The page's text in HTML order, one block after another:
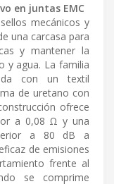
en juntas EMC
mecánicos y
una carcasa para
y mantener la
y agua. La familia
con un textil
de uretano con
ofrece
a 0,08 Ω y una
a 80 dB a
de emisiones
frente al
se comprime